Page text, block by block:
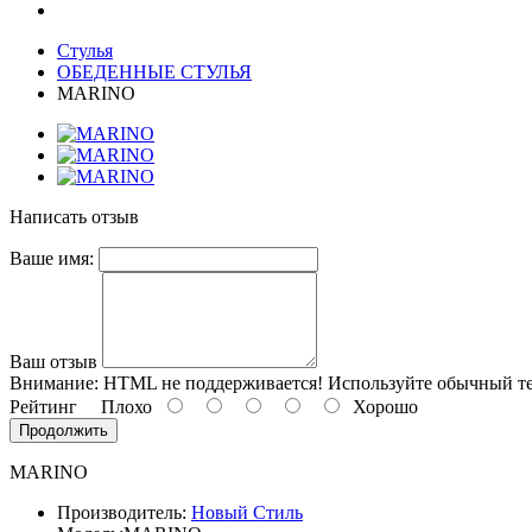
Стулья
ОБЕДЕННЫЕ СТУЛЬЯ
MARINO
Написать отзыв
Ваше имя:
Ваш отзыв
Внимание: HTML не поддерживается! Используйте обычный
Рейтинг Плохо Хорошо
Продолжить
MARINO
Производитель: Новый Стиль